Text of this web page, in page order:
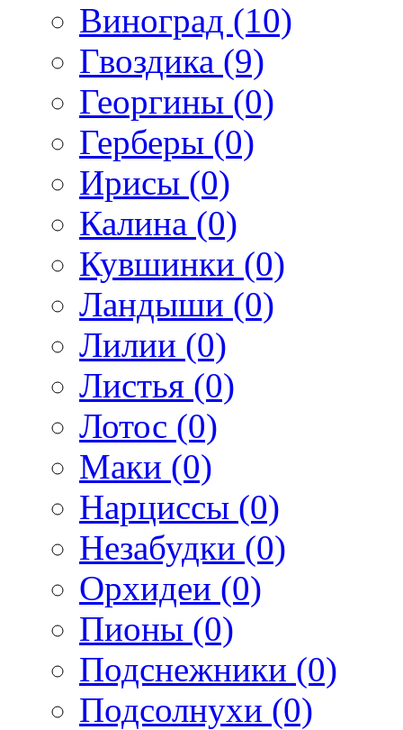
Виноград (10)
Гвоздика (9)
Георгины (0)
Герберы (0)
Ирисы (0)
Калина (0)
Кувшинки (0)
Ландыши (0)
Лилии (0)
Листья (0)
Лотос (0)
Маки (0)
Нарциссы (0)
Незабудки (0)
Орхидеи (0)
Пионы (0)
Подснежники (0)
Подсолнухи (0)